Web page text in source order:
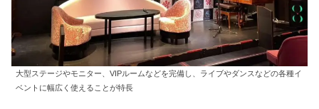
大型ステージやモニター、VIPルームなどを完備し、ライブやダンスなどの各種イ
ベントに幅広く使えることが特長